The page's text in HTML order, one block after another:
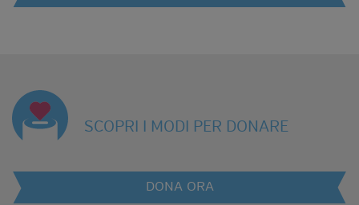
SCOPRI I MODI PER DONARE
DONA ORA